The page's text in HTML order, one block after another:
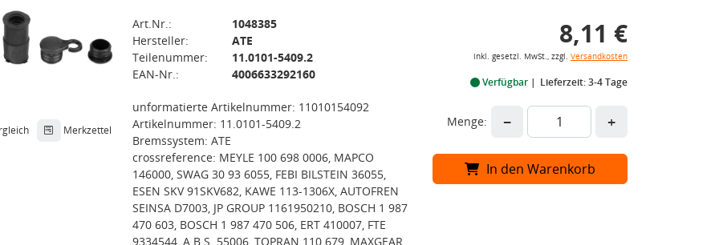
Merkzettel
Art.Nr.:
1048385
Hersteller:
ATE
Teilenummer:
11.0101-5409.2
EAN-Nr.:
4006633292160
unformatierte Artikelnummer: 11010154092
Artikelnummer: 11.0101-5409.2
Bremssystem: ATE
crossreference: MEYLE 100 698 0006, MAPCO
146000, SWAG 30 93 6055, FEBI BILSTEIN 36055,
ESEN SKV 91SKV682, KAWE 113-1306X, AUTOFREN
SEINSA D7003, JP GROUP 1161950210, BOSCH 1 987
470 603, BOSCH 1 987 470 506, ERT 410007, FTE
9334544, A.B.S. 55006, TOPRAN 110 679, MAXGEAR
8,11 €
inkl. gesetzl. MwSt., zzgl. Versandkosten
Verfügbar Lieferzeit: 3-4 Tage
Menge: − +
In den Warenkorb